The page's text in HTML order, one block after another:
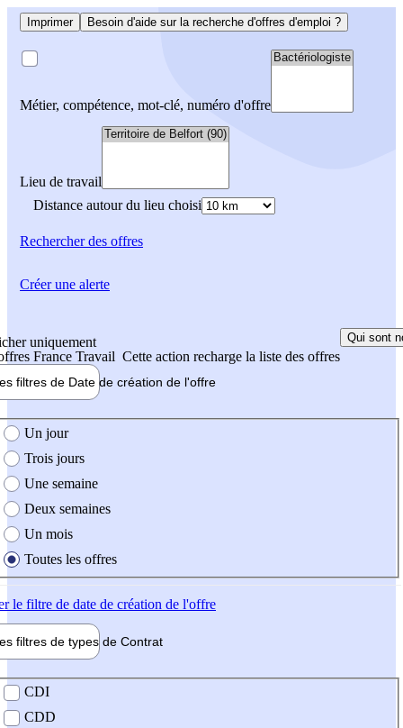
Imprimer Besoin d'aide sur la recherche d'offres d'emploi ?
Métier, compétence, mot-clé, numéro d'offre
Lieu de travail
Distance autour du lieu choisi
Rechercherdes offres
uniquement
France Travail Cette action recharge la liste des offres
Qui sont
filtres de Date de création de l'offre
création de l'offre
Un jour
Trois jours
Une semaine
Deux semaines
Un mois
Toutes les offres
le filtre de date de création de l'offre
filtres de types de Contrat
contrat
CDI
CDD
Créer une alerte